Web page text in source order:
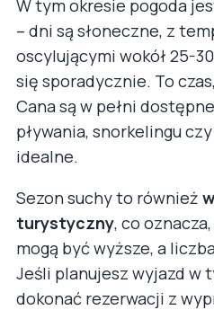
W tym okresie pogoda
– dni są słoneczne, z
oscylującymi wokół 25-
się sporadycznie. To
Cana są w pełni
pływania, snorkelingu
idealne.
Sezon suchy to również
turystyczny, co
mogą być wyższe, a
Jeśli planujesz wyjazd w
dokonać rezerwacji z